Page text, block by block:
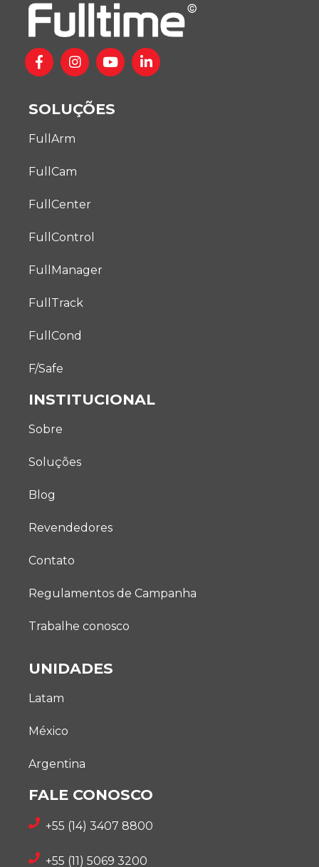
SOLUÇÕES
FullArm
FullCam
FullCenter
FullControl
FullManager
FullTrack
FullCond
F/Safe
INSTITUCIONAL
Sobre
Soluções
Blog
Revendedores
Contato
Regulamentos de Campanha
Trabalhe conosco
UNIDADES
Latam
México
Argentina
FALE CONOSCO
+55 (14) 3407 8800
+55 (11) 5069 3200